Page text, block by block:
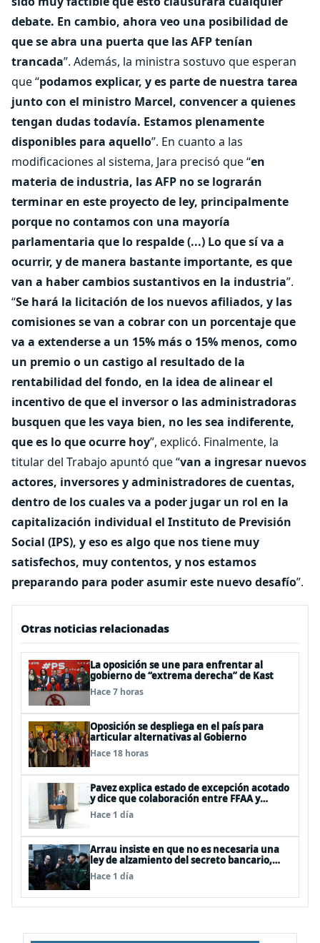
debate. En cambio, ahora veo una posibilidad de
que se abra una puerta que las AFP tenían
trancada”. Además, la ministra sostuvo que esperan
que “podamos explicar, y es parte de nuestra tarea
junto con el ministro Marcel, convencer a quienes
tengan dudas todavía. Estamos plenamente
disponibles para aquello”. En cuanto a las
modificaciones al sistema, Jara precisó que “en
materia de industria, las AFP no se lograrán
terminar en este proyecto de ley, principalmente
porque no contamos con una mayoría
parlamentaria que lo respalde (...) Lo que sí va a
ocurrir, y de manera bastante importante, es que
van a haber cambios sustantivos en la industria”.
“Se hará la licitación de los nuevos afiliados, y las
comisiones se van a cobrar con un porcentaje que
va a extenderse a un 15% más o 15% menos, como
un premio o un castigo al resultado de la
rentabilidad del fondo, en la idea de alinear el
incentivo de que el inversor o las administradoras
busquen que les vaya bien, no les sea indiferente,
que es lo que ocurre hoy”, explicó. Finalmente, la
titular del Trabajo apuntó que “van a ingresar nuevos
actores, inversores y administradores de cuentas,
dentro de los cuales va a poder jugar un rol en la
capitalización individual el Instituto de Previsión
Social (IPS), y eso es algo que nos tiene muy
satisfechos, muy contentos, y nos estamos
preparando para poder asumir este nuevo desafío”.
Otras noticias relacionadas
La oposición se une para enfrentar al
gobierno de “extrema derecha” de Kast
Hace 7 horas
Oposición se despliega en el país para
articular alternativas al Gobierno
Hace 18 horas
Pavez explica estado de excepción acotado
y dice que colaboración entre FFAA y
policías, “es algo del todo pertinente
analizar”
Hace 1 día
Arrau insiste en que no es necesaria una
ley de alzamiento del secreto bancario,
porque ya existe
Hace 1 día